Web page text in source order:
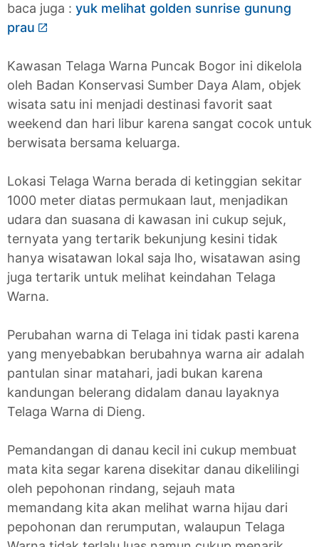
baca juga : yuk melihat golden sunrise gunung
prau
Kawasan Telaga Warna Puncak Bogor ini dikelola
oleh Badan Konservasi Sumber Daya Alam, objek
wisata satu ini menjadi destinasi favorit saat
weekend dan hari libur karena sangat cocok untuk
berwisata bersama keluarga.
Lokasi Telaga Warna berada di ketinggian sekitar
1000 meter diatas permukaan laut, menjadikan
udara dan suasana di kawasan ini cukup sejuk,
ternyata yang tertarik bekunjung kesini tidak
hanya wisatawan lokal saja lho, wisatawan asing
juga tertarik untuk melihat keindahan Telaga
Warna.
Perubahan warna di Telaga ini tidak pasti karena
yang menyebabkan berubahnya warna air adalah
pantulan sinar matahari, jadi bukan karena
kandungan belerang didalam danau layaknya
Telaga Warna di Dieng.
Pemandangan di danau kecil ini cukup membuat
mata kita segar karena disekitar danau dikelilingi
oleh pepohonan rindang, sejauh mata
memandang kita akan melihat warna hijau dari
pepohonan dan rerumputan, walaupun Telaga